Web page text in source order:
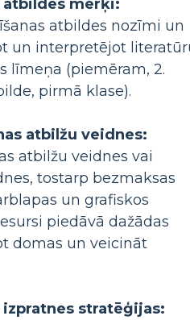
atbildes mērķi:
atbildes nozīmi un
un interpretējot
līmeņa (piemēram, 2.
pirmā klase).
atbilžu veidnes:
atbilžu veidnes vai
tostarp bezmaksas
un grafiskos
piedāvā dažādas
domas un veicināt
stratēģijas: